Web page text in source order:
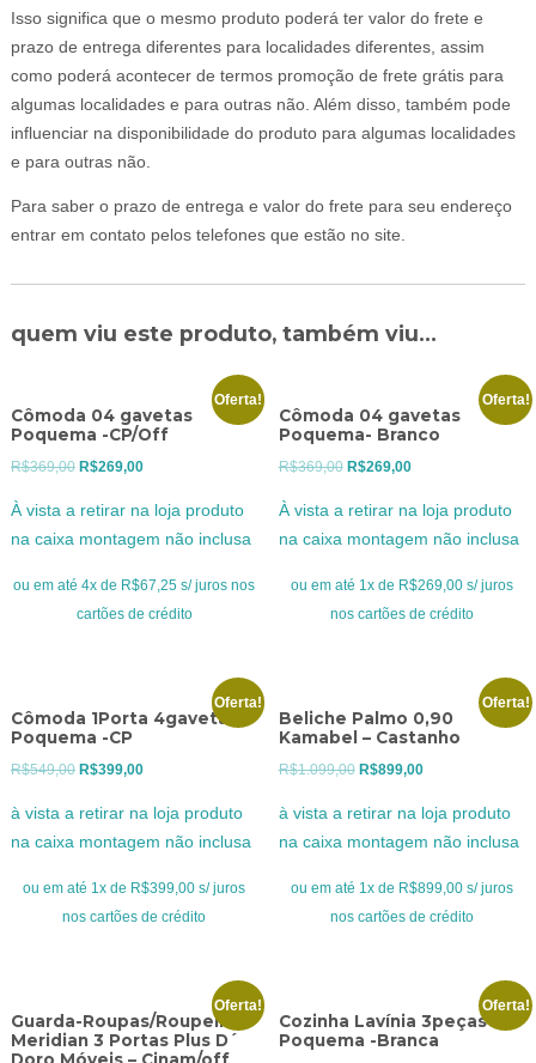
Isso significa que o mesmo produto poderá ter valor do frete e
prazo de entrega diferentes para localidades diferentes, assim
como poderá acontecer de termos promoção de frete grátis para
algumas localidades e para outras não. Além disso, também pode
influenciar na disponibilidade do produto para algumas localidades
e para outras não.
Para saber o prazo de entrega e valor do frete para seu endereço
entrar em contato pelos telefones que estão no site.
quem viu este produto, também viu...
Oferta!
Cômoda 04 gavetas
Poquema -CP/Off
R$369,00 O
R$369,00.
R$269,00O
atual
R$269,00.
À vista a retirar na loja produto
na caixa montagem não inclusa
ou em até 4x de R$67,25 s/ juros nos
cartões de crédito
Oferta!
Cômoda 04 gavetas
Poquema- Branco
R$369,00 O
R$369,00.
R$269,00O
atual
R$269,00.
À vista a retirar na loja produto
na caixa montagem não inclusa
ou em até 1x de R$269,00 s/ juros
nos cartões de crédito
Oferta!
Cômoda 1Porta 4gavetas
Poquema -CP
R$549,00 O
R$549,00.
R$399,00O
atual
R$399,00.
à vista a retirar na loja produto
na caixa montagem não inclusa
ou em até 1x de R$399,00 s/ juros
nos cartões de crédito
Oferta!
Beliche Palmo 0,90
Kamabel – Castanho
R$1.099,00 O
R$1.099,00.
R$899,00O
atual
R$899,00.
à vista a retirar na loja produto
na caixa montagem não inclusa
ou em até 1x de R$899,00 s/ juros
nos cartões de crédito
Oferta!
Guarda-Roupas/Roupeiro
Meridian 3 Portas Plus D´
Doro Móveis – Cinam/off
Oferta!
Cozinha Lavínia 3peças
Poquema -Branca